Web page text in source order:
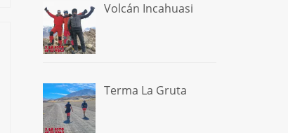
Volcán Incahuasi
Terma La Gruta